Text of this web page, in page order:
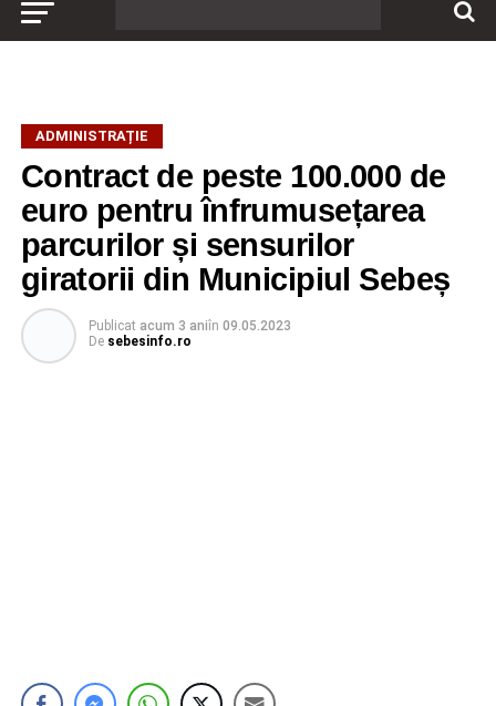
ADMINISTRAȚIE
Contract de peste 100.000 de
euro pentru înfrumusețarea
parcurilor și sensurilor
giratorii din Municipiul Sebeș
Publicat acum 3 aniîn 09.05.2023
De sebesinfo.ro